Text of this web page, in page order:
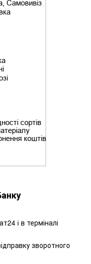
і в терміналі
зворотного